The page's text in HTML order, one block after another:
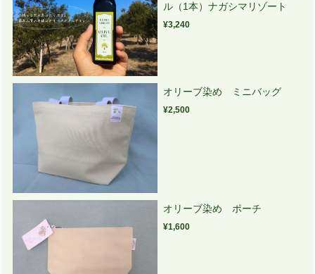
ル（1本）ナガシマリゾート
¥3,240
オリーブ染め ミニバッグ
¥2,500
オリーブ染め ポーチ
¥1,600